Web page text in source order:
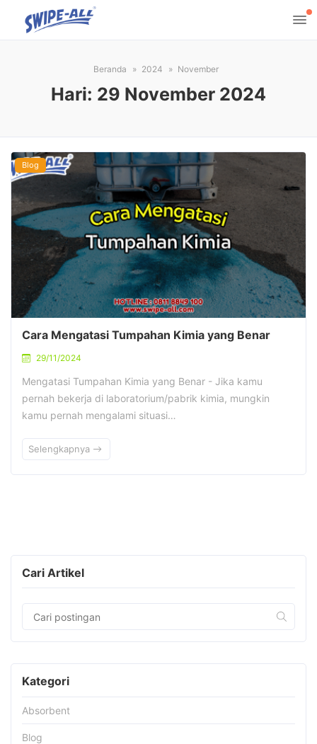
Beranda 2024 November
Hari: 29 November 2024
Blog
Cara Mengatasi Tumpahan Kimia yang Benar
29/11/2024
Mengatasi Tumpahan Kimia yang Benar - Jika kamu
pernah bekerja di laboratorium/pabrik kimia, mungkin
kamu pernah mengalami situasi…
Selengkapnya
Cari Artikel
Kategori
Absorbent
Blog